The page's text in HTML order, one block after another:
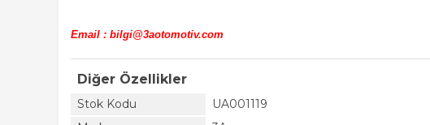
Email : bilgi@3aotomotiv.com
Diğer Özellikler
Stok Kodu
UA001119